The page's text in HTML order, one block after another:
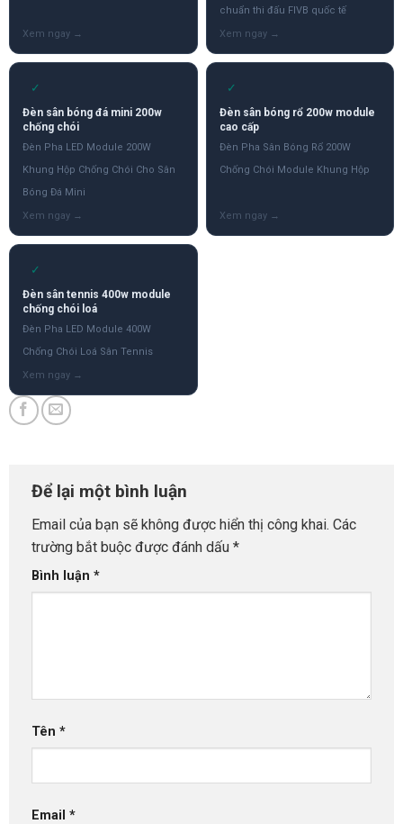
chuẩn thi đấu FIVB quốc tế
✓
Đèn sân bóng đá mini 200w
chống chói
Đèn Pha LED Module 200W
Khung Hộp Chống Chói Cho Sân
Bóng Đá Mini
✓
Đèn sân bóng rổ 200w module
cao cấp
Đèn Pha Sân Bóng Rổ 200W
Chống Chói Module Khung Hộp
✓
Đèn sân tennis 400w module
chống chói loá
Đèn Pha LED Module 400W
Chống Chói Loá Sân Tennis
Để lại một bình luận
Email của bạn sẽ không được hiển thị công khai. Các
trường bắt buộc được đánh dấu *
Bình luận *
Tên *
Email *